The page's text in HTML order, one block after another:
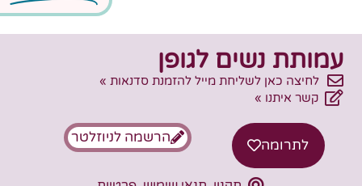
עמותת נשים לגופן
לחיצה כאן לשליחת מייל להזמנת סדנאות »
קשר איתנו »
לתרומה הרשמה לניוזלטר